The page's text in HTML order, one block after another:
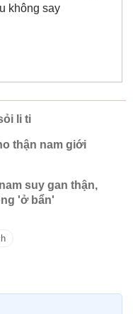
không say
li ti
thận nam giới
suy gan thận,
'ở bẩn'